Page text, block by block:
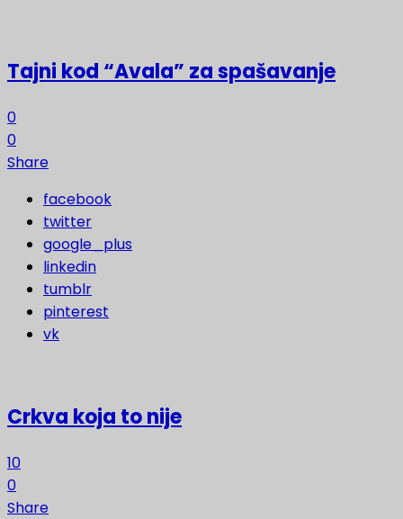
Tajni kod “Avala” za spašavanje
0
0
Share
facebook
twitter
google_plus
linkedin
tumblr
pinterest
vk
Crkva koja to nije
10
0
Share